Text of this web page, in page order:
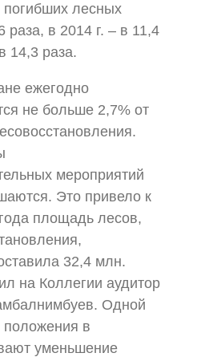
лесных
раза, в 2014 г. – в 11,4
14,3 раза.
ежегодно
не больше 2,7% от
мероприятий
Это привело к
площадь лесов,
32,4 млн.
на Коллегии аудитор
Одной
положения в
уменьшение